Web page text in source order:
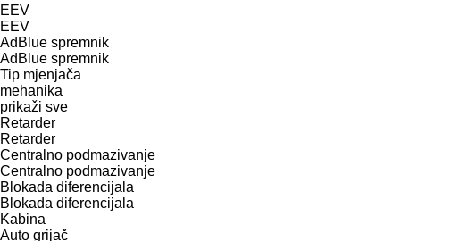
EEV
EEV
AdBlue spremnik
AdBlue spremnik
Tip mјenjača
mehanika
prikaži sve
Retarder
Retarder
Centralno podmazivanje
Centralno podmazivanje
Blokada diferencijala
Blokada diferencijala
Kabina
Auto grijač